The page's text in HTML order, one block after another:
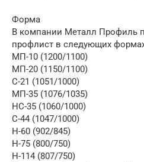
Форма
В компании Металл Профиль
профлист в следующих
МП-10 (1200/1100)
МП-20 (1150/1100)
С-21 (1051/1000)
МП-35 (1076/1035)
НС-35 (1060/1000)
С-44 (1047/1000)
Н-60 (902/845)
Н-75 (800/750)
Н-114 (807/750)